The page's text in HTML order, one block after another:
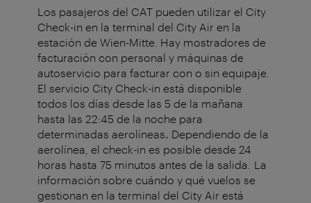
Los pasajeros del CAT pueden utilizar el City
Check-in en la terminal del City Air en la
estación de Wien-Mitte. Hay mostradores de
facturación con personal y máquinas de
autoservicio para facturar con o sin equipaje.
El servicio City Check-in está disponible
todos los días desde las 5 de la mañana
hasta las 22:45 de la noche para
determinadas aerolíneas. Dependiendo de la
aerolínea, el check-in es posible desde 24
horas hasta 75 minutos antes de la salida. La
información sobre cuándo y qué vuelos se
gestionan en la terminal del City Air está